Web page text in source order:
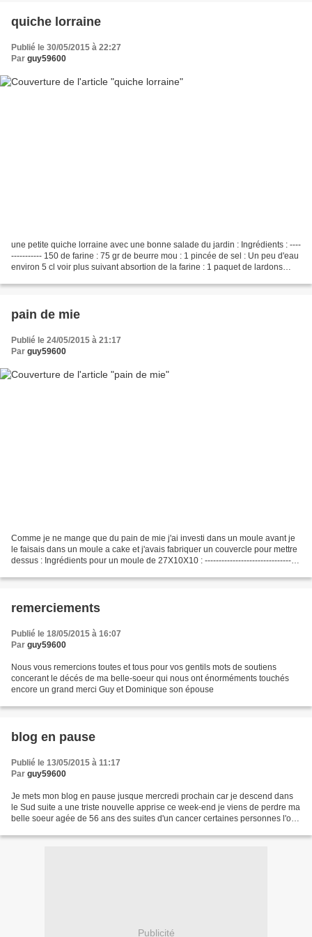
quiche lorraine
Publié le 30/05/2015 à 22:27
Par guy59600
une petite quiche lorraine avec une bonne salade du jardin : Ingrédients : ----
----------- 150 de farine : 75 gr de beurre mou : 1 pincée de sel : Un peu d'eau
environ 5 cl voir plus suivant absortion de la farine : 1 paquet de lardons
pain de mie
Publié le 24/05/2015 à 21:17
Par guy59600
Comme je ne mange que du pain de mie j'ai investi dans un moule avant je
le faisais dans un moule a cake et j'avais fabriquer un couvercle pour mettre
dessus : Ingrédients pour un moule de 27X10X10 : ----------------------------------
remerciements
Publié le 18/05/2015 à 16:07
Par guy59600
Nous vous remercions toutes et tous pour vos gentils mots de soutiens
concerant le décés de ma belle-soeur qui nous ont énorméments touchés
encore un grand merci Guy et Dominique son épouse
blog en pause
Publié le 13/05/2015 à 11:17
Par guy59600
Je mets mon blog en pause jusque mercredi prochain car je descend dans
le Sud suite a une triste nouvelle apprise ce week-end je viens de perdre ma
belle soeur agée de 56 ans des suites d'un cancer certaines personnes l'ont
Publicité